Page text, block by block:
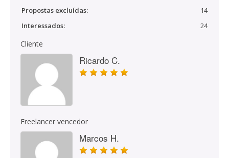
Propostas excluídas:
14
Interessados:
24
Cliente
Ricardo C.
Freelancer vencedor
Marcos H.